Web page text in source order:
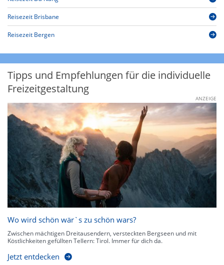
Reisezeit Brisbane
Reisezeit Bergen
Tipps und Empfehlungen für die individuelle
Freizeitgestaltung
ANZEIGE
Wo wird schön wär`s zu schön wars?
Zwischen mächtigen Dreitausendern, versteckten Bergseen und mit
Köstlichkeiten gefüllten Tellern: Tirol. Immer für dich da.
Jetzt entdecken